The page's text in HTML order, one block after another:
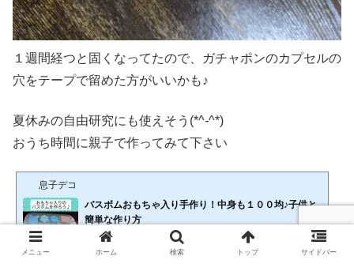
１週間経つと固くなってたので、ガチャポンのカプセルの
穴をテープで留めた方がいいかも♪
夏休みの自由研究にも使えそう(*^-^*)
おうち時間に親子で作ってみて下さい
息子デコ
バスボムおもちゃ入り手作り！中身も１００均♪子供と
簡単な作り方
🕒️2021年5月16日
息子達を連れて１００均に行くと、「おもちゃは買わんよ」と言っても「これなら
メニュー ホーム 検索 トップ サイドバー